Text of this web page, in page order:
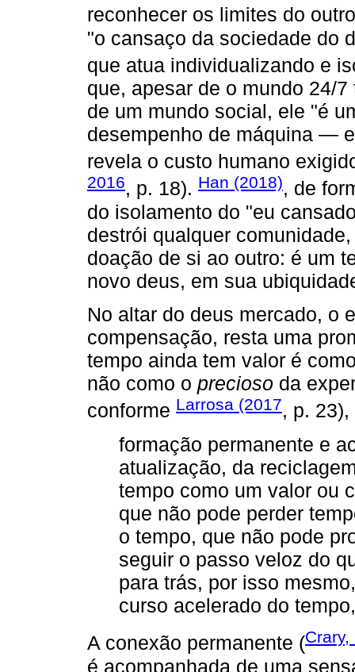
reconhecer os limites do
"o cansaço da sociedade do
que atua individualizando e
que, apesar de o mundo 24/
de um mundo social, ele "é
desempenho de máquina —
revela o custo humano
2016, p. 18). Han (2018), de
do isolamento do "eu
destrói qualquer
doação de si ao outro: é um
novo deus, em sua
No altar do deus mercado, o
compensação, resta uma
tempo ainda tem valor é
não como o precioso da
conforme Larrosa (2017, p.
formação permanente e
atualização, da
tempo como um valor ou
que não pode perder
o tempo, que não pode
seguir o passo veloz do
para trás, por isso
curso acelerado do
A conexão permanente (Crary,
é acompanhada de uma